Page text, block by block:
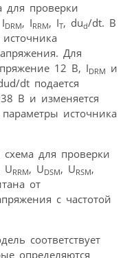
для проверки
DRM, IRRM, IT, dud/dt. В
Для
12 В, IDRM и
dt подается
В и изменяется
источника
для проверки
URRM, UDSM, URSM,
от
с частотой
соответствует
определяются